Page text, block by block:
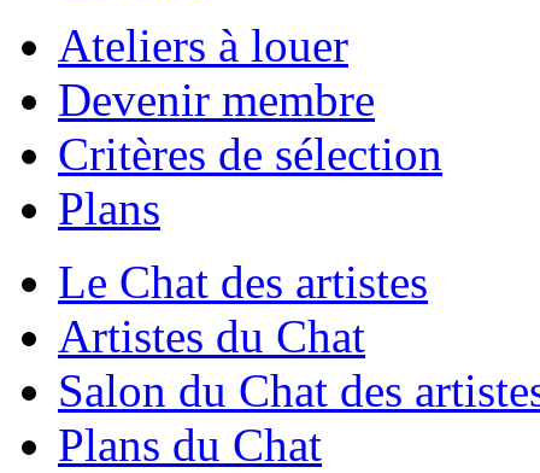
Ateliers à louer
Devenir membre
Critères de sélection
Plans
Le Chat des artistes
Artistes du Chat
Salon du Chat des
Plans du Chat